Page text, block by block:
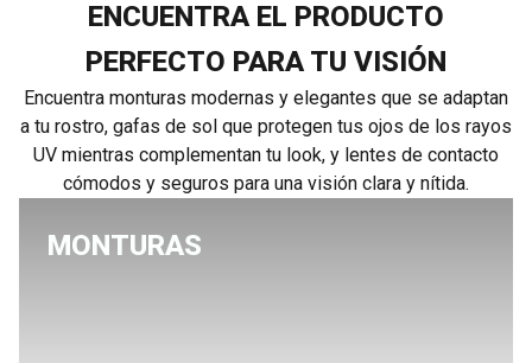
ENCUENTRA EL PRODUCTO
PERFECTO PARA TU VISIÓN
Encuentra monturas modernas y elegantes que se adaptan
a tu rostro, gafas de sol que protegen tus ojos de los rayos
UV mientras complementan tu look, y lentes de contacto
cómodos y seguros para una visión clara y nítida.
MONTURAS